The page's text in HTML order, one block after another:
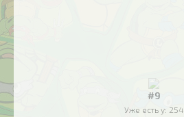
#9
Уже есть у: 254